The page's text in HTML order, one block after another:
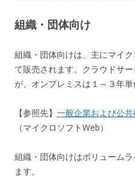
組織・団体向け
組織・団体向けは、主にマイ
て販売されます。クラウドサ
が、オンプレミスは１～３年単
【参照先】 一般企業および公
（マイクロソフトWeb）
組織・団体向けはボリューム
ます。